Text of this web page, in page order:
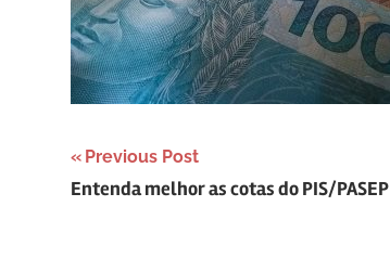
Navegação
de
Previous Post
Entenda melhor as cotas do PIS/PASEP